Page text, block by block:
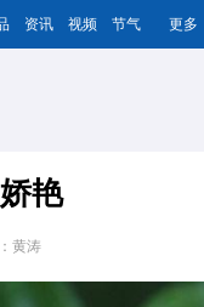
资讯 视频 节气 更多
艳
黄涛